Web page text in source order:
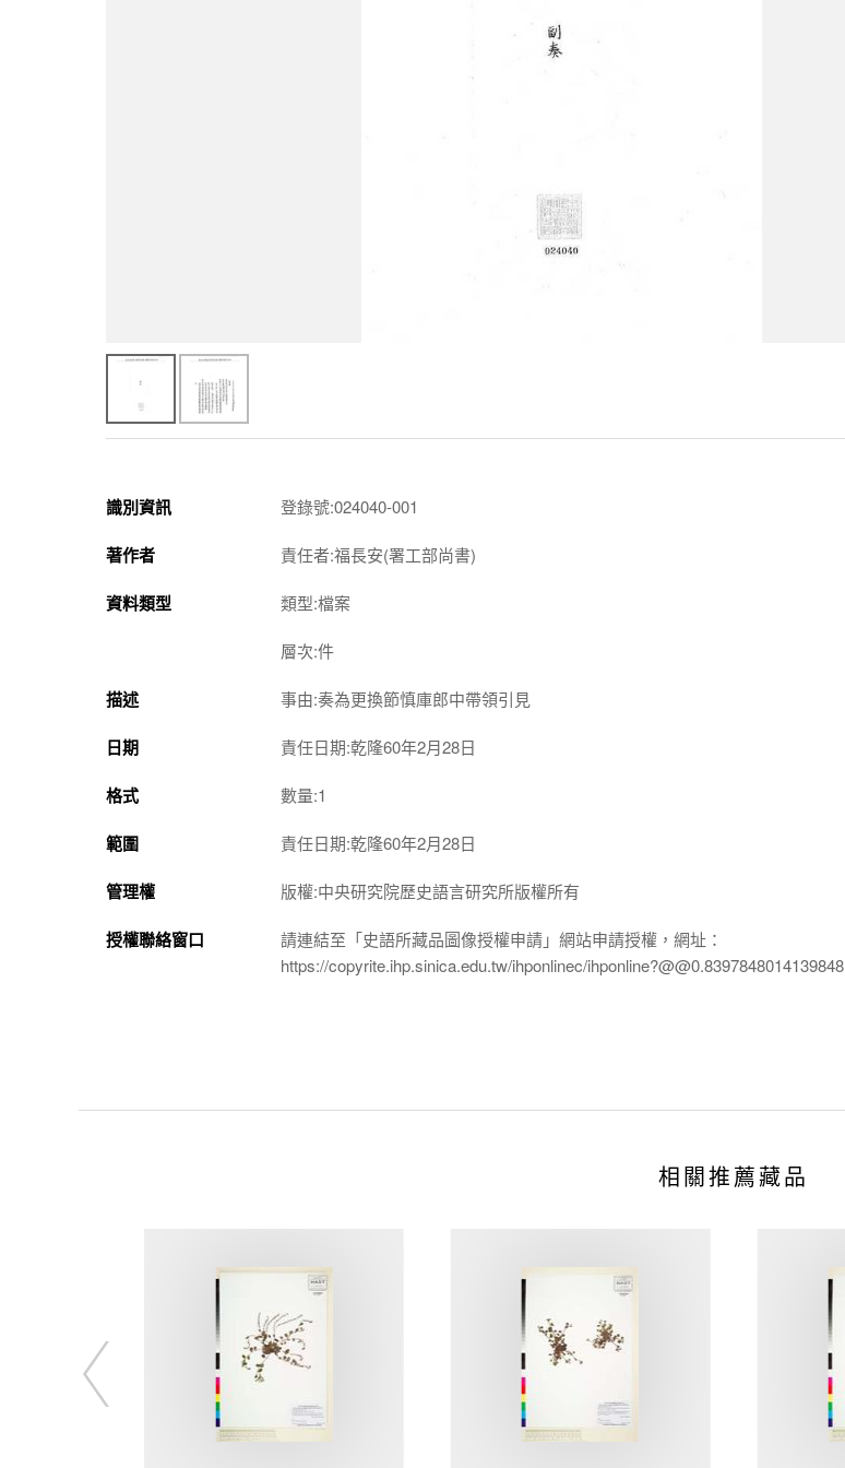
識別資訊 登錄號:024040-001
著作者 責任者:福長安(署工部尚書)
資料類型 類型:檔案
層次:件
描述 事由:奏為更換節慎庫郎中帶領引見
日期 責任日期:乾隆60年2月28日
格式 數量:1
範圍 責任日期:乾隆60年2月28日
管理權 版權:中央研究院歷史語言研究所版權所有
授權聯絡窗口
請連結至「史語所藏品圖像授權申請」網站申請授權，網址：
https://copyrite.ihp.sinica.edu.tw/ihponlinec/ihponline?@@0.8397848014139848
相關推薦藏品